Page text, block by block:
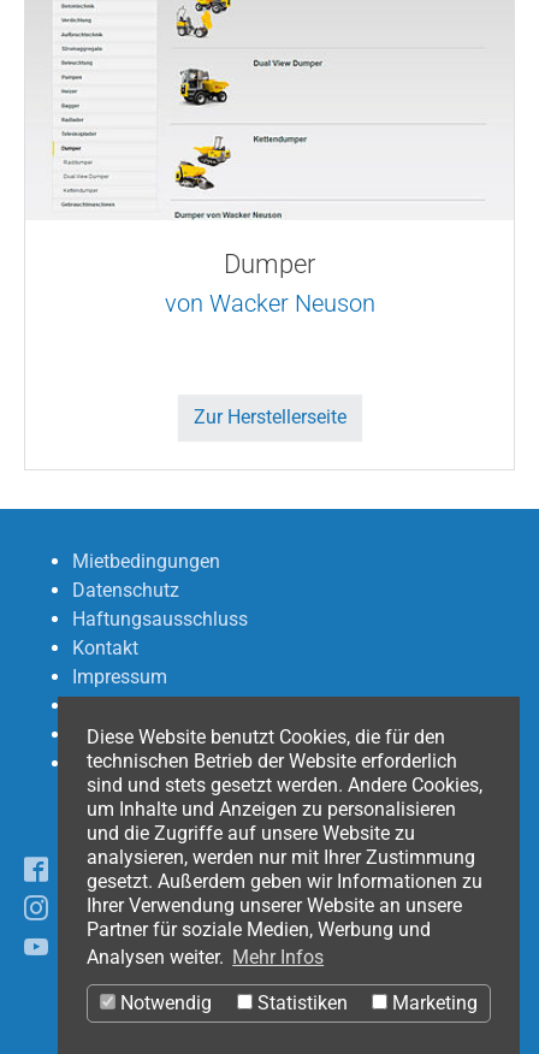
Dumper
von Wacker Neuson
Zur Herstellerseite
Mietbedingungen
Datenschutz
Haftungsausschluss
Kontakt
Impressum
Partner
Mobile Funkmasten
Facebook
Instagram
YouTube
Diese Website benutzt Cookies, die für den
technischen Betrieb der Website erforderlich
sind und stets gesetzt werden. Andere Cookies,
um Inhalte und Anzeigen zu personalisieren
und die Zugriffe auf unsere Website zu
analysieren, werden nur mit Ihrer Zustimmung
gesetzt. Außerdem geben wir Informationen zu
Ihrer Verwendung unserer Website an unsere
Partner für soziale Medien, Werbung und
Analysen weiter. Mehr Infos
Notwendig
Statistiken Marketing